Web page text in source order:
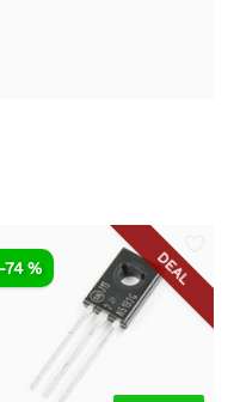
DEAL
-74 %